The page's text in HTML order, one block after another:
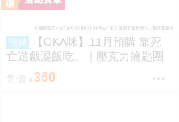
預購
【OKA咪】11月預購 靠死
亡遊戲混飯吃。｜壓克力鑰匙圈
02/盲抽(8種)(官方&新繪插畫) 隨
機一款
售價 360